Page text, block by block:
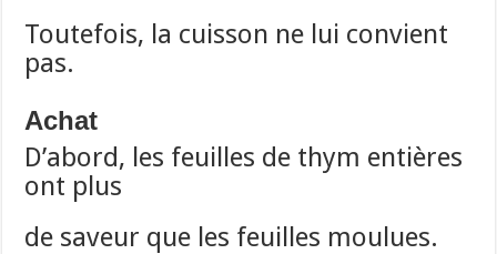
Toutefois, la cuisson ne lui convient
pas.
Achat
D’abord, les feuilles de thym entières
ont plus
de saveur que les feuilles moulues.